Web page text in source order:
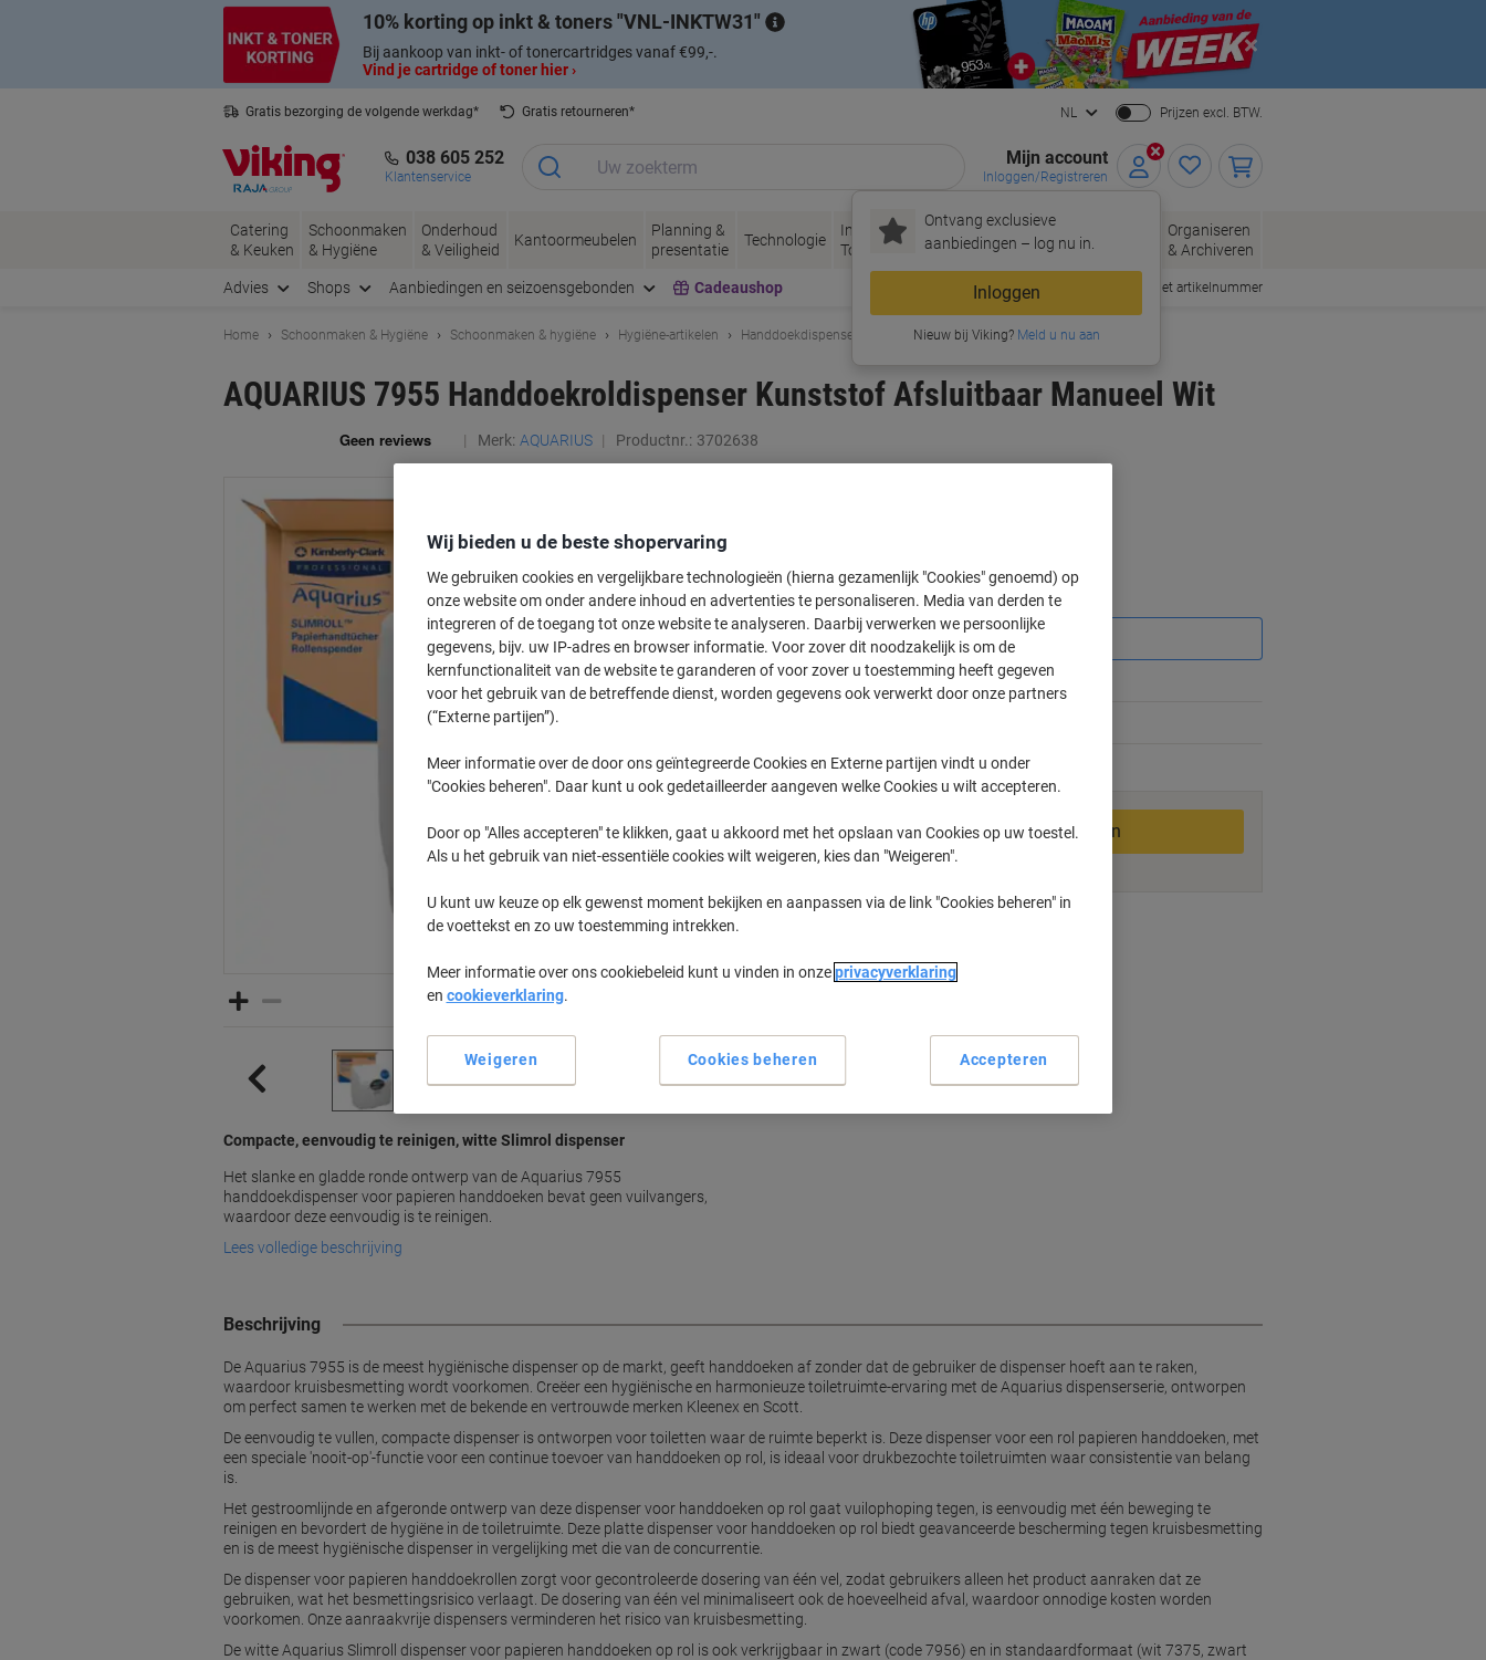
10% korting op inkt & toners VNL-INKTW31
Bij aankoop van inkt- of tonercartridges vanaf €99,-.
Vind je cartridge of toner hier ›
Close
Gratis bezorging de volgende werkdag*
Gratis retourneren*
NL Prijzen excl. BTW.
038 605 252
Klantenservice
Mijn account
Inloggen/Registreren
Ontvang exclusieve
aanbiedingen – log nu in.
Inloggen
Nieuw bij Viking?Meld u nu aan
Catering
& Keuken
Schoonmaken
& Hygiëne
Onderhoud
& Veiligheid
Kantoormeubelen
Planning &
presentatie
Technologie
Inkt &
Toner
Papier, Enveloppen
& Verpakken
Kantoorartikelen
Organiseren
& Archiveren
Advies Shops Aanbiedingen en seizoensgebonden Cadeaushop Snel bestellen met artikelnummer
Home Schoonmaken & Hygiëne Schoonmaken & hygiëne Hygiëne-artikelen Handdoekdispensers
AQUARIUS 7955 Handdoekroldispenser Kunststof Afsluitbaar Manueel Wit
Merk: AQUARIUS Productnr.: 3702638
Compacte, eenvoudig te reinigen, witte Slimrol dispenser
Het slanke en gladde ronde ontwerp van de Aquarius 7955
handdoekdispenser voor papieren handdoeken bevat geen vuilvangers,
waardoor deze eenvoudig is te reinigen.
Lees volledige beschrijving
Aantal Excl. btw
1 53,59 €
2-3Stuks 50,89 € -5%
Momenteel op voorraad Levertijd 1-2 werkdagen
In winkelwagen
Aan een lijst toevoegen
Belangrijkste specificaties
Compact en ruimtebesparend
Beschrijving
De Aquarius 7955 is de meest hygiënische dispenser op de markt, geeft handdoeken af zonder dat de gebruiker de dispenser hoeft aan te raken,
waardoor kruisbesmetting wordt voorkomen. Creëer een hygiënische en harmonieuze toiletruimte-ervaring met de Aquarius dispenserserie, ontworpen
om perfect samen te werken met de bekende en vertrouwde merken Kleenex en Scott.
De eenvoudig te vullen, compacte dispenser is ontworpen voor toiletten waar de ruimte beperkt is. Deze dispenser voor een rol papieren handdoeken, met
een speciale 'nooit-op'-functie voor een continue toevoer van handdoeken op rol, is ideaal voor drukbezochte toiletruimten waar consistentie van belang
is.
Het gestroomlijnde en afgeronde ontwerp van deze dispenser voor handdoeken op rol gaat vuilophoping tegen, is eenvoudig met één beweging te
reinigen en bevordert de hygiëne in de toiletruimte. Deze platte dispenser voor handdoeken op rol biedt geavanceerde bescherming tegen kruisbesmetting
en is de meest hygiënische dispenser in vergelijking met die van de concurrentie.
De dispenser voor papieren handdoekrollen zorgt voor gecontroleerde dosering van één vel, zodat gebruikers alleen het product aanraken dat ze
gebruiken, wat het besmettingsrisico verlaagt. De dosering van één vel minimaliseert ook de hoeveelheid afval, waardoor onnodige kosten worden
voorkomen. Onze aanraakvrije dispensers verminderen het risico van kruisbesmetting.
De witte Aquarius Slimroll dispenser voor papieren handdoeken op rol is ook verkrijgbaar in zwart (code 7956) en in standaardformaat (wit 7375, zwart
Wij bieden u de beste shopervaring
We gebruiken cookies en vergelijkbare technologieën (hierna gezamenlijk "Cookies" genoemd) op
onze website om onder andere inhoud en advertenties te personaliseren. Media van derden te
integreren of de toegang tot onze website te analyseren. Daarbij verwerken we persoonlijke
gegevens, bijv. uw IP-adres en browser informatie. Voor zover dit noodzakelijk is om de
kernfunctionaliteit van de website te garanderen of voor zover u toestemming heeft gegeven
voor het gebruik van de betreffende dienst, worden gegevens ook verwerkt door onze partners
(“Externe partijen”).
Meer informatie over de door ons geïntegreerde Cookies en Externe partijen vindt u onder
"Cookies beheren". Daar kunt u ook gedetailleerder aangeven welke Cookies u wilt accepteren.
Door op "Alles accepteren" te klikken, gaat u akkoord met het opslaan van Cookies op uw toestel.
Als u het gebruik van niet-essentiële cookies wilt weigeren, kies dan "Weigeren".
U kunt uw keuze op elk gewenst moment bekijken en aanpassen via de link "Cookies beheren" in
de voettekst en zo uw toestemming intrekken.
Meer informatie over ons cookiebeleid kunt u vinden in onzeprivacyverklaring
en cookieverklaring.
Cookies beheren
Weigeren Accepteren